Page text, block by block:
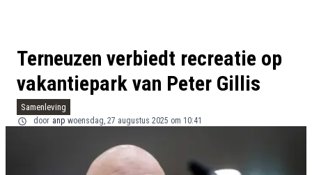
Terneuzen verbiedt recreatie op
vakantiepark van Peter Gillis
Samenleving
door anp woensdag, 27 augustus 2025 om 10:41